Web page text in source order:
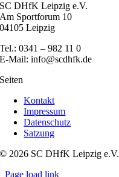
SC DHfK Leipzig e.V.
Am Sportforum 10
04105 Leipzig
Tel.: 0341 – 982 11 0
E-Mail: info@scdhfk.de
Seiten
Kontakt
Impressum
Datenschutz
Satzung
© 2026 SC DHfK Leipzig e.V.
Page load link